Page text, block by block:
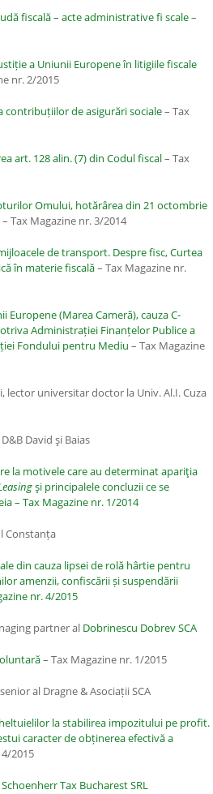
fiscală – acte administrative fi scale–
a Uniunii Europene în litigiile fiscale
nr. 2/2015
contribuțiilor de asigurări sociale– Tax
art. 128 alin. (7) din Codul fiscal– Tax
Omului, hotărârea din 21 octombrie
– Tax Magazine nr. 3/2014
de transport. Despre fisc, Curtea
în materie fiscală– Tax Magazine nr.
Europene (Marea Cameră), cauza C-
Administrației Finanțelor Publice a
Fondului pentru Mediu – Tax Magazine
lector universitar doctor la Univ. Al.I. Cuza
David şi Baias
la motivele care au determinat apariţia
şi principalele concluzii ce se
– Tax Magazine nr. 1/2014
Constanța
din cauza lipsei de rolă hârtie pentru
amenzii, confiscării și suspendării
nr. 4/2015
partner al Dobrinescu Dobrev SCA
– Tax Magazine nr. 1/2015
al Dragne & Asociații SCA
la stabilirea impozitului pe profit.
caracter de obținerea efectivă a
2015
Schoenherr Tax Bucharest SRL